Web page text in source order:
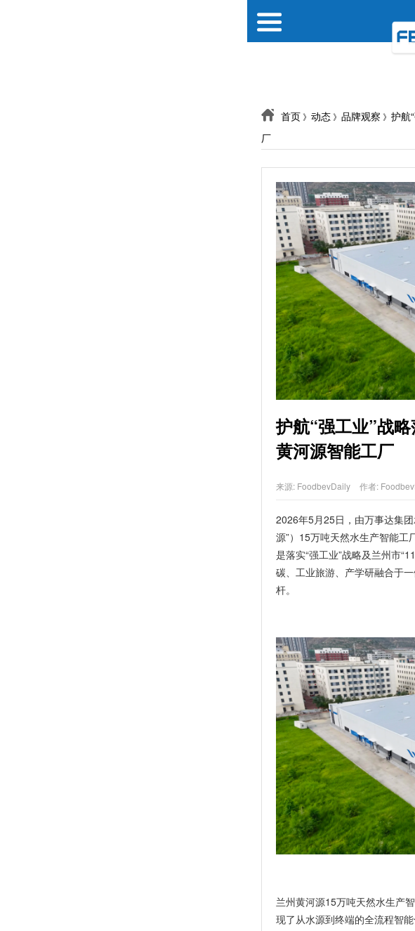
首页 》 动态 》 品牌观察 》 护航
厂
护航“强工业”战
黄河源智能工厂
来源: FoodbevDaily 作者:
2026年5月25日，由万事达集
源”）15万吨天然水生产智能
是落实“强工业”战略及兰州市
碳、工业旅游、产学研融合于
杆。
兰州黄河源15万吨天然水生产
现了从水源到终端的全流程智